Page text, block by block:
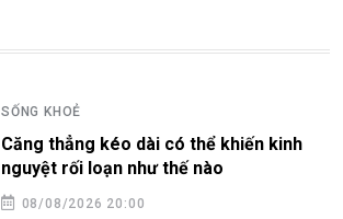
SỐNG KHOẺ
Căng thẳng kéo dài có thể khiến kinh
nguyệt rối loạn như thế nào
08/08/2026 20:00